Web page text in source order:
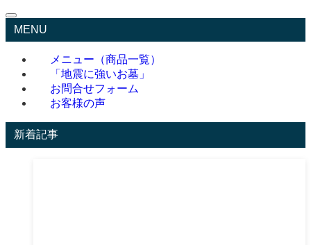
MENU
メニュー（商品一覧）
「地震に強いお墓」
お問合せフォーム
お客様の声
新着記事